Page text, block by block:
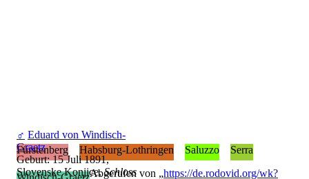
♂ Eduard von Windisch-
Graetz
Geburt: 15 Juli 1891,
Slovenske Konjice,Schloss
Fürstenberg Habsburg-Lothringen Saluzzo Serra
Abgerufen von „https://de.rodovid.org/wk?